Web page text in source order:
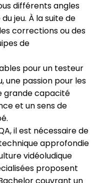
différents angles
jeu. À la suite de
corrections ou des
de
pour un testeur
une passion pour les
grande capacité
et un sens de
il est nécessaire de
approfondie
vidéoludique
proposent